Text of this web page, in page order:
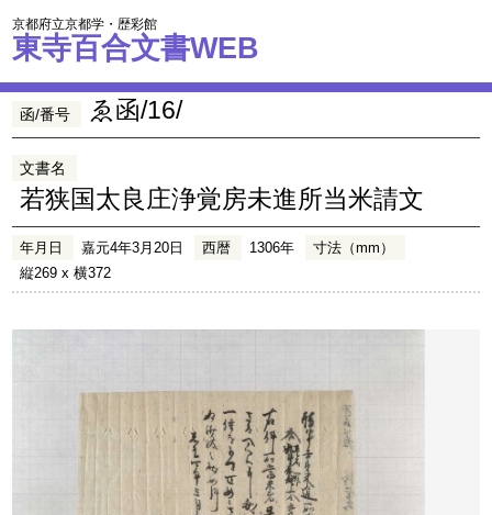
京都府立京都学・歴彩館
東寺百合文書WEB
函/番号 ゑ函/16/
文書名
若狭国太良庄浄覚房未進所当米請文
年月日 嘉元4年3月20日 西暦 1306年
寸法（mm）
縦269 x 横372